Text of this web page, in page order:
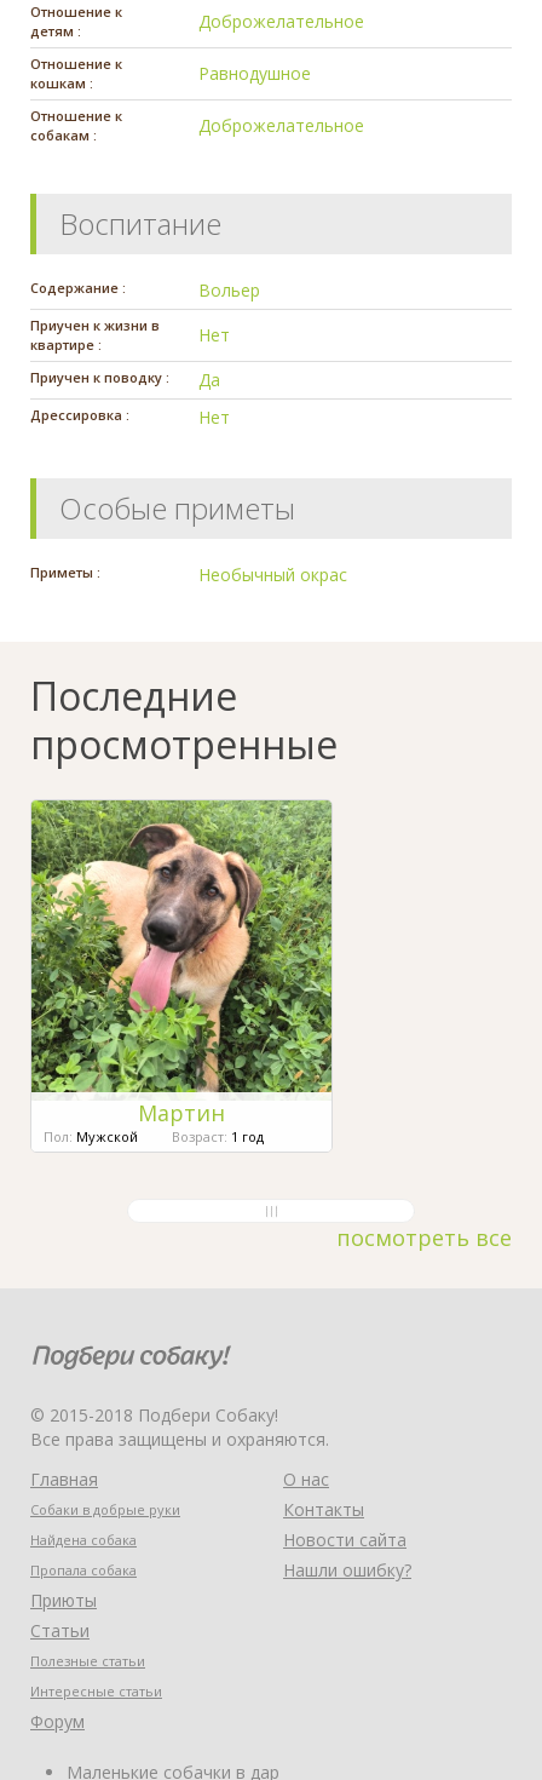
Отношение к
детям :
Доброжелательное
Отношение к
кошкам :
Равнодушное
Отношение к
собакам :
Доброжелательное
Воспитание
Содержание : Вольер
Приучен к жизни в
квартире :
Нет
Приучен к поводку : Да
Дрессировка : Нет
Особые приметы
Приметы : Необычный окрас
Последние
просмотренные
Мартин
Пол: Мужской Возраст: 1 год
посмотреть все
© 2015-2018 Подбери Собаку!
Все права защищены и охраняются.
Главная
Собаки в добрые руки
Найдена собака
Пропала собака
Приюты
Статьи
Полезные статьи
Интересные статьи
Форум
О нас
Контакты
Новости сайта
Нашли ошибку?
Маленькие собачки в дар